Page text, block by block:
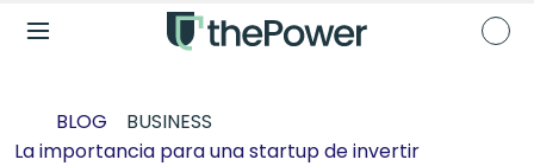
BLOG
BUSINESS
La importancia para una startup de invertir